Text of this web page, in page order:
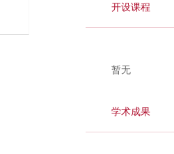
开设课程
暂无
学术成果